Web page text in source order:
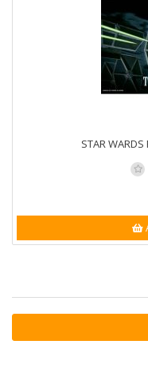
STAR WARDS